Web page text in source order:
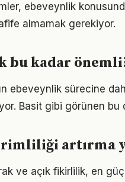
ebeveynlik
almamak gerekiyor.
bu kadar
ebeveynlik sürecine
Basit gibi görünen bu
artırma
ve açık fikirlilik, en